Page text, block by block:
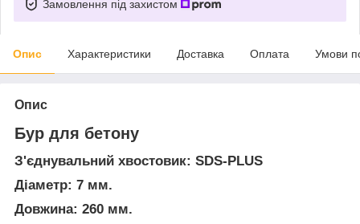
Замовлення під захистом
Опис Характеристики Доставка Оплата Умови
Опис
Бур для бетону
З'єднувальний хвостовик: SDS-PLUS
Діаметр: 7 мм.
Довжина: 260 мм.